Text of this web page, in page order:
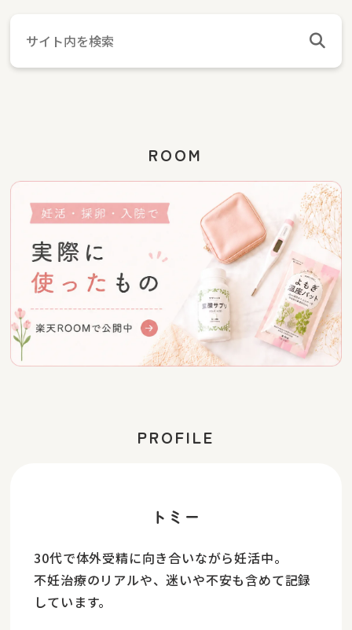
ROOM
PROFILE
トミー
30代で体外受精に向き合いながら妊活中。
不妊治療のリアルや、迷いや不安も含めて記録
しています。